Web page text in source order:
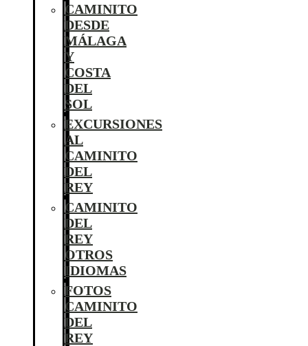
CAMINITO
DESDE
MÁLAGA
Y
COSTA
DEL
SOL
EXCURSIONES
AL
CAMINITO
DEL
REY
CAMINITO
DEL
REY
OTROS
IDIOMAS
FOTOS
CAMINITO
DEL
REY